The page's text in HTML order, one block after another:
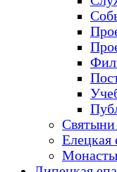
Святыни
Елецкая